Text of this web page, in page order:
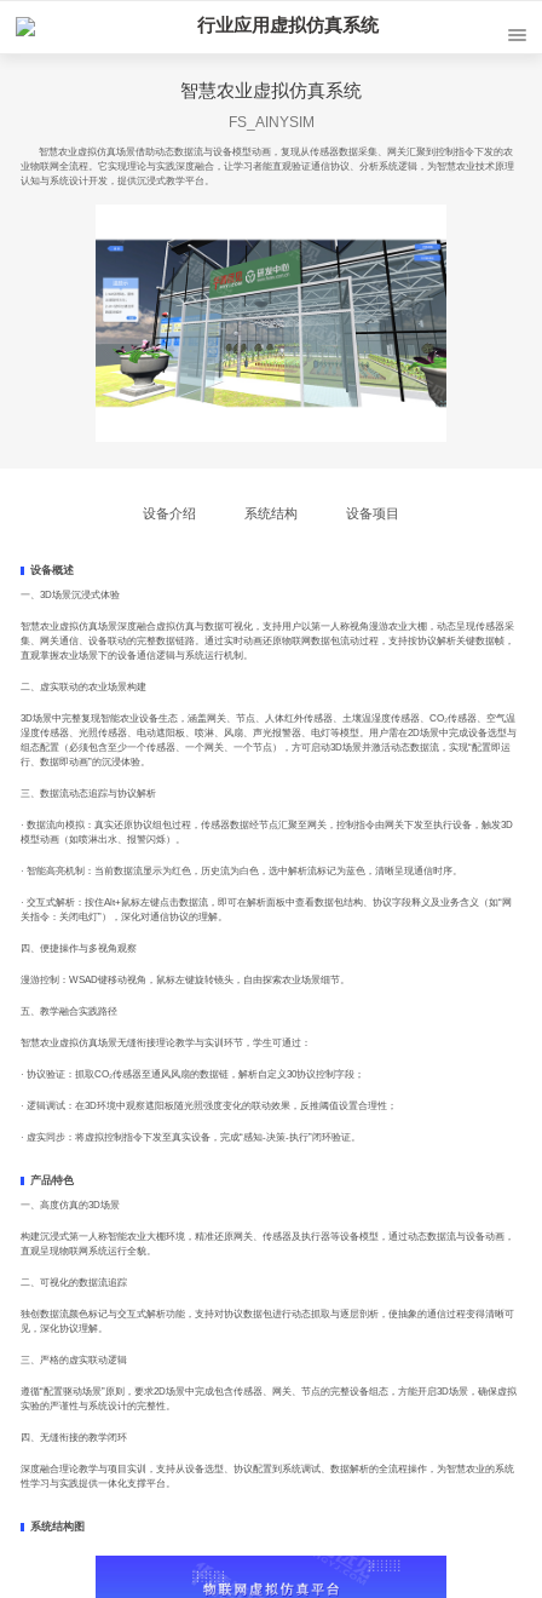
行业应用虚拟仿真系统
智慧农业虚拟仿真系统
FS_AINYSIM
智慧农业虚拟仿真场景借助动态数据流与设备模型动画，复现从传感器数据采集、网关汇聚到控制指令下发的农
业物联网全流程。它实现理论与实践深度融合，让学习者能直观验证通信协议、分析系统逻辑，为智慧农业技术原理
认知与系统设计开发，提供沉浸式教学平台。
设备介绍 系统结构 设备项目
设备概述
一、3D场景沉浸式体验
智慧农业虚拟仿真场景深度融合虚拟仿真与数据可视化，支持用户以第一人称视角漫游农业大棚，动态呈现传感器采
集、网关通信、设备联动的完整数据链路。通过实时动画还原物联网数据包流动过程，支持按协议解析关键数据帧，
直观掌握农业场景下的设备通信逻辑与系统运行机制。
二、虚实联动的农业场景构建
3D场景中完整复现智能农业设备生态，涵盖网关、节点、人体红外传感器、土壤温湿度传感器、CO₂传感器、空气温
湿度传感器、光照传感器、电动遮阳板、喷淋、风扇、声光报警器、电灯等模型。用户需在2D场景中完成设备选型与
组态配置（必须包含至少一个传感器、一个网关、一个节点），方可启动3D场景并激活动态数据流，实现“配置即运
行、数据即动画”的沉浸体验。
三、数据流动态追踪与协议解析
· 数据流向模拟：真实还原协议组包过程，传感器数据经节点汇聚至网关，控制指令由网关下发至执行设备，触发3D
模型动画（如喷淋出水、报警闪烁）。
· 智能高亮机制：当前数据流显示为红色，历史流为白色，选中解析流标记为蓝色，清晰呈现通信时序。
· 交互式解析：按住Alt+鼠标左键点击数据流，即可在解析面板中查看数据包结构、协议字段释义及业务含义（如“网
关指令：关闭电灯”），深化对通信协议的理解。
四、便捷操作与多视角观察
漫游控制：WSAD键移动视角，鼠标左键旋转镜头，自由探索农业场景细节。
五、教学融合实践路径
智慧农业虚拟仿真场景无缝衔接理论教学与实训环节，学生可通过：
· 协议验证：抓取CO₂传感器至通风风扇的数据链，解析自定义30协议控制字段；
· 逻辑调试：在3D环境中观察遮阳板随光照强度变化的联动效果，反推阈值设置合理性；
· 虚实同步：将虚拟控制指令下发至真实设备，完成“感知-决策-执行”闭环验证。
产品特色
一、高度仿真的3D场景
构建沉浸式第一人称智能农业大棚环境，精准还原网关、传感器及执行器等设备模型，通过动态数据流与设备动画，
直观呈现物联网系统运行全貌。
二、可视化的数据流追踪
独创数据流颜色标记与交互式解析功能，支持对协议数据包进行动态抓取与逐层剖析，使抽象的通信过程变得清晰可
见，深化协议理解。
三、严格的虚实联动逻辑
遵循“配置驱动场景”原则，要求2D场景中完成包含传感器、网关、节点的完整设备组态，方能开启3D场景，确保虚拟
实验的严谨性与系统设计的完整性。
四、无缝衔接的教学闭环
深度融合理论教学与项目实训，支持从设备选型、协议配置到系统调试、数据解析的全流程操作，为智慧农业的系统
性学习与实践提供一体化支撑平台。
系统结构图